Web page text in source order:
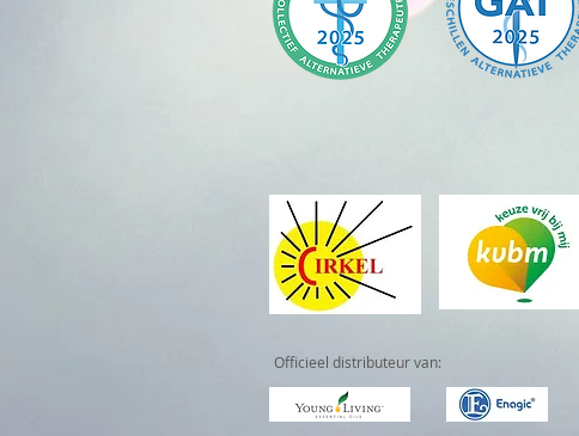
Officieel distributeur van: